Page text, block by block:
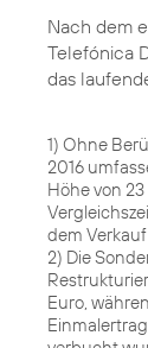
Nach dem
Telefónica
das
1) Ohne
2016
Höhe von
dem
2) Die
Euro,